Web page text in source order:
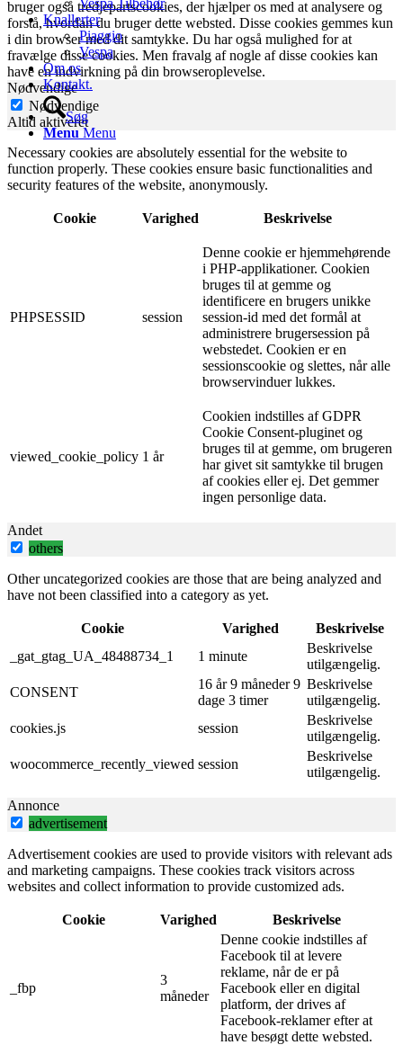
Vespa Tilbehør
Knallerter
Piaggio
Vespa
Om os
Kontakt.
Søg
Menu Menu
bruger også tredjepartscookies, der hjælper os med at analysere og
forstå, hvordan du bruger dette websted. Disse cookies gemmes kun
i din browser med dit samtykke. Du har også mulighed for at
fravælge disse cookies. Men fravalg af nogle af disse cookies kan
have en indvirkning på din browseroplevelse.
Nødvendige
Nødvendige
Altid aktiveret
Necessary cookies are absolutely essential for the website to
function properly. These cookies ensure basic functionalities and
security features of the website, anonymously.
Cookie Varighed Beskrivelse
PHPSESSID session
Denne cookie er hjemmehørende
i PHP-applikationer. Cookien
bruges til at gemme og
identificere en brugers unikke
session-id med det formål at
administrere brugersession på
webstedet. Cookien er en
sessionscookie og slettes, når alle
browservinduer lukkes.
viewed_cookie_policy 1 år
Cookien indstilles af GDPR
Cookie Consent-pluginet og
bruges til at gemme, om brugeren
har givet sit samtykke til brugen
af ​​cookies eller ej. Det gemmer
ingen personlige data.
Andet
others
Other uncategorized cookies are those that are being analyzed and
have not been classified into a category as yet.
Cookie Varighed
Beskrivelse
_gat_gtag_UA_48488734_1
1 minute
Beskrivelse
utilgængelig.
CONSENT
16 år 9 måneder 9
dage 3 timer
Beskrivelse
utilgængelig.
cookies.js
session
Beskrivelse
utilgængelig.
woocommerce_recently_viewed session
Beskrivelse
utilgængelig.
Annonce
advertisement
Advertisement cookies are used to provide visitors with relevant ads
and marketing campaigns. These cookies track visitors across
websites and collect information to provide customized ads.
Cookie Varighed Beskrivelse
_fbp
3
måneder
Denne cookie indstilles af
Facebook til at levere
reklame, når de er på
Facebook eller en digital
platform, der drives af
Facebook-reklamer efter at
have besøgt dette websted.